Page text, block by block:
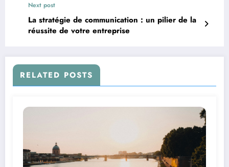
Next post
La stratégie de communication : un pilier de la
réussite de votre entreprise
RELATED POSTS